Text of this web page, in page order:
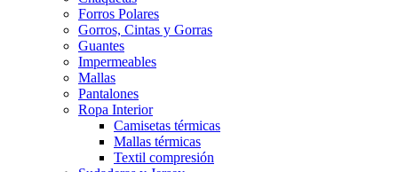
Forros Polares
Gorros, Cintas y Gorras
Guantes
Impermeables
Mallas
Pantalones
Ropa Interior
Camisetas térmicas
Mallas térmicas
Textil compresión